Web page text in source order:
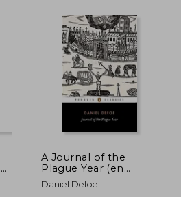
55%
dcto.
A Journal of the
Plague Year (en
Inglés)
Daniel Defoe